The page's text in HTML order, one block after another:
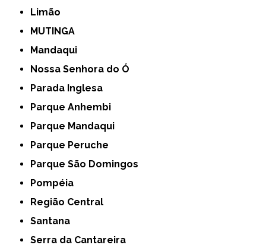
Limão
MUTINGA
Mandaqui
Nossa Senhora do Ó
Parada Inglesa
Parque Anhembi
Parque Mandaqui
Parque Peruche
Parque São Domingos
Pompéia
Região Central
Santana
Serra da Cantareira